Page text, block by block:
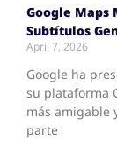
Google Maps
Subtítulos
April 7, 2026
Google ha
su plataforma
más amigable
parte